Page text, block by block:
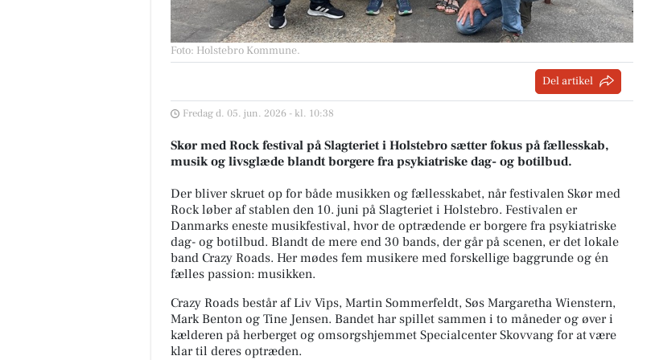
Foto: Holstebro Kommune.
Del artikel
Fredag d. 05. jun. 2026 - kl. 10:38
Skør med Rock festival på Slagteriet i Holstebro sætter fokus på fællesskab,
musik og livsglæde blandt borgere fra psykiatriske dag- og botilbud.
Der bliver skruet op for både musikken og fællesskabet, når festivalen Skør med
Rock løber af stablen den 10. juni på Slagteriet i Holstebro. Festivalen er
Danmarks eneste musikfestival, hvor de optrædende er borgere fra psykiatriske
dag- og botilbud. Blandt de mere end 30 bands, der går på scenen, er det lokale
band Crazy Roads. Her mødes fem musikere med forskellige baggrunde og én
fælles passion: musikken.
Crazy Roads består af Liv Vips, Martin Sommerfeldt, Søs Margaretha Wienstern,
Mark Benton og Tine Jensen. Bandet har spillet sammen i to måneder og øver i
kælderen på herberget og omsorgshjemmet Specialcenter Skovvang for at være
klar til deres optræden.